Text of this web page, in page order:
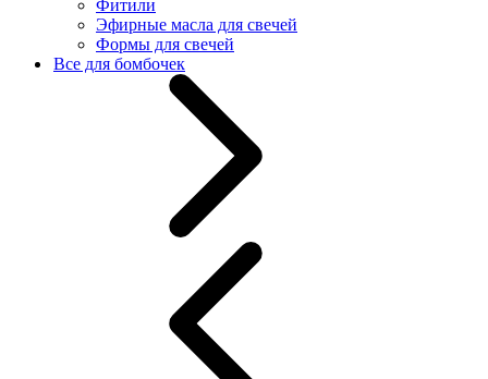
Фитили
Эфирные масла для свечей
Формы для свечей
Все для бомбочек